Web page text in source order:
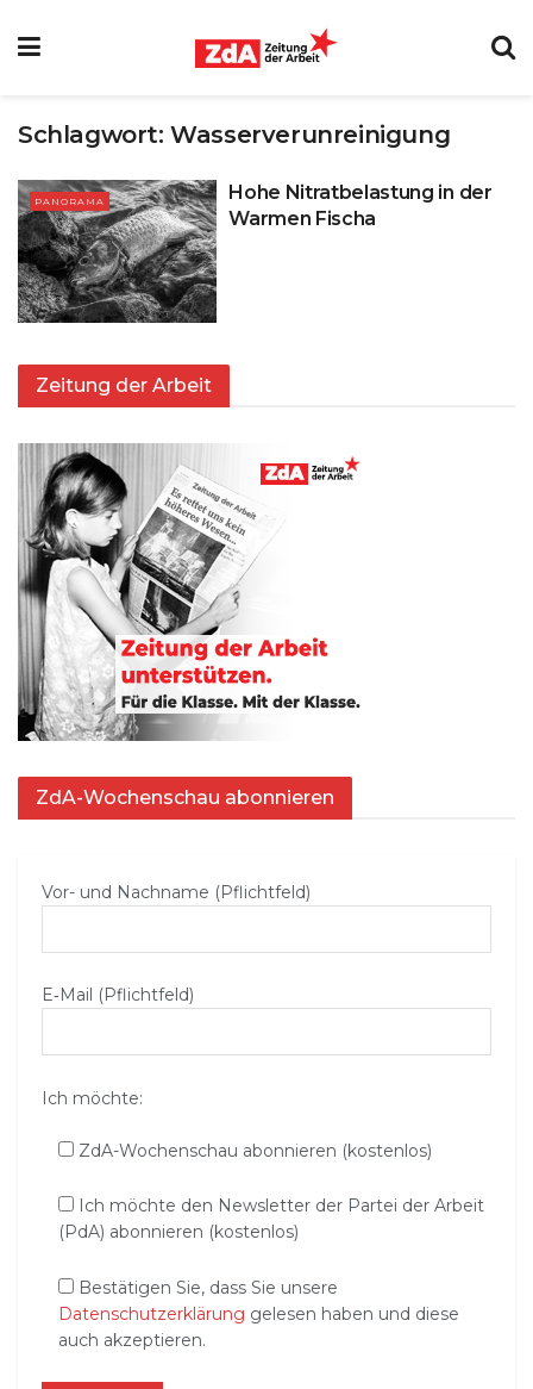
Schlagwort:Wasserverunreinigung
PANORAMA
Hohe Nitratbelastung in der
Warmen Fischa
Zeitung der Arbeit
ZdA-Wochenschau abonnieren
Vor- und Nachname (Pflichtfeld)
E‑Mail (Pflichtfeld)
Ich möchte:
ZdA-Wochenschau abonnieren (kostenlos)
Ich möchte den Newsletter der Partei der Arbeit
(PdA) abonnieren (kostenlos)
Bestätigen Sie, dass Sie unsere
Datenschutzerklärung gelesen haben und diese
auch akzeptieren.